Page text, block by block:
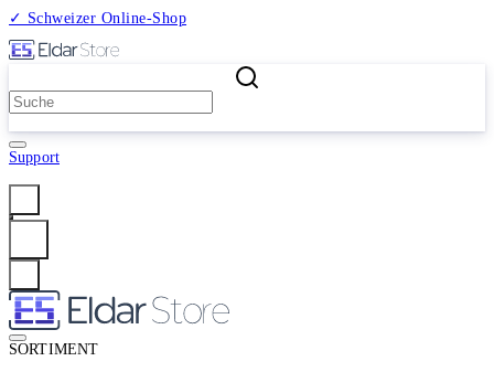
✓ Schweizer Online-Shop
Support
SORTIMENT